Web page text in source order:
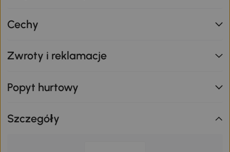
Cechy
Zwroty i reklamacje
Popyt hurtowy
Szczegóły